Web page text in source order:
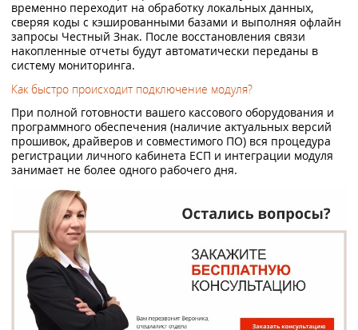
временно переходит на обработку локальных данных,
сверяя коды с кэшированными базами и выполняя офлайн
запросы Честный Знак. После восстановления связи
накопленные отчеты будут автоматически переданы в
систему мониторинга.
Как быстро происходит подключение модуля?
При полной готовности вашего кассового оборудования и
программного обеспечения (наличие актуальных версий
прошивок, драйверов и совместимого ПО) вся процедура
регистрации личного кабинета ЕСП и интеграции модуля
занимает не более одного рабочего дня.